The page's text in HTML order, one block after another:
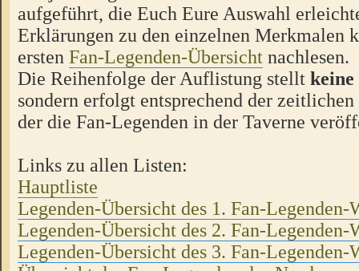
aufgeführt, die Euch Eure Auswahl
Erklärungen zu den einzelnen Merkmalen
ersten Fan-Legenden-Übersicht nachlesen.
Die Reihenfolge der Auflistung stellt keine
sondern erfolgt entsprechend der
der die Fan-Legenden in der Taverne
Links zu allen Listen:
Hauptliste
Legenden-Übersicht des 1. Fan-Legenden-
Legenden-Übersicht des 2. Fan-Legenden-
Legenden-Übersicht des 3. Fan-Legenden-